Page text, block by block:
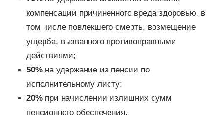
компенсации причиненного вреда здоровью, в
том числе повлекшего смерть, возмещение
ущерба, вызванного противоправными
действиями;
50%на удержание из пенсии по
исполнительному листу;
20%при начислении излишних сумм
пенсионного обеспечения.